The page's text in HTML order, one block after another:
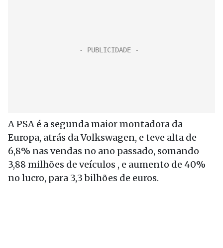
A PSA é a segunda maior montadora da
Europa, atrás da Volkswagen, e teve alta de
6,8% nas vendas no ano passado, somando
3,88 milhões de veículos , e aumento de 40%
no lucro, para 3,3 bilhões de euros.